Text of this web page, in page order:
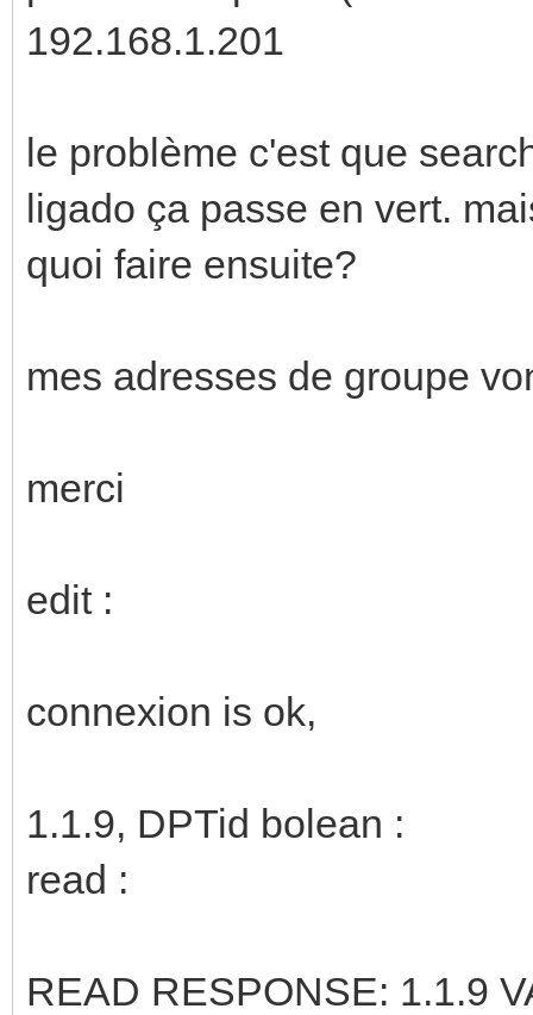
192.168.1.201
le problème c'est que
ligado ça passe en vert.
quoi faire ensuite?
mes adresses de groupe
merci
edit :
connexion is ok,
1.1.9, DPTid bolean :
read :
READ RESPONSE: 1.1.9